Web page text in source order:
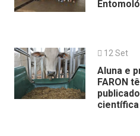
12 Set
Aluna e
FARON